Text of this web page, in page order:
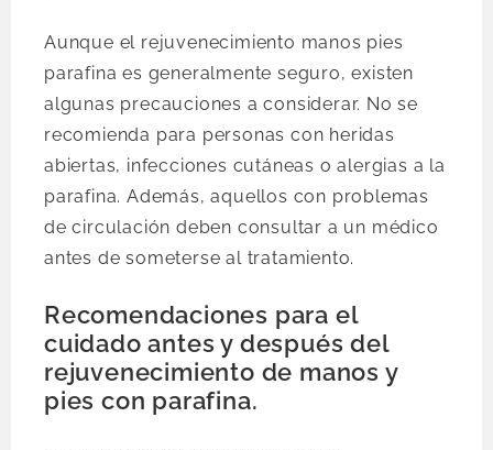
Aunque el rejuvenecimiento manos pies
parafina es generalmente seguro, existen
algunas precauciones a considerar. No se
recomienda para personas con heridas
abiertas, infecciones cutáneas o alergias a la
parafina. Además, aquellos con problemas
de circulación deben consultar a un médico
antes de someterse al tratamiento.
Recomendaciones para el
cuidado antes y después del
rejuvenecimiento de manos y
pies con parafina.